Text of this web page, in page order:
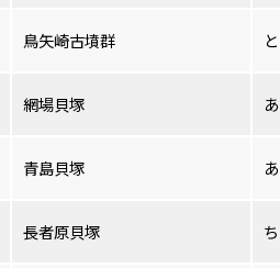
鳥矢崎古墳群
網場貝塚
青島貝塚
長者原貝塚